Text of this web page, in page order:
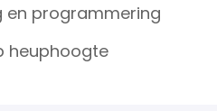
en programmering
heuphoogte